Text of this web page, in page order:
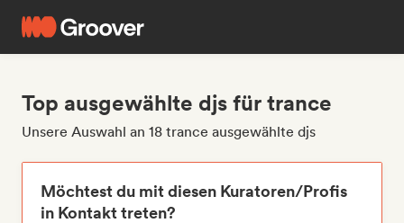
Top ausgewählte djs für trance
Unsere Auswahl an 18 trance ausgewählte djs
Möchtest du mit diesen Kuratoren/Profis
in Kontakt treten?